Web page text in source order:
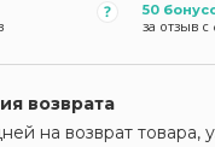
50
за отзыв с
возврата
на возврат товара,